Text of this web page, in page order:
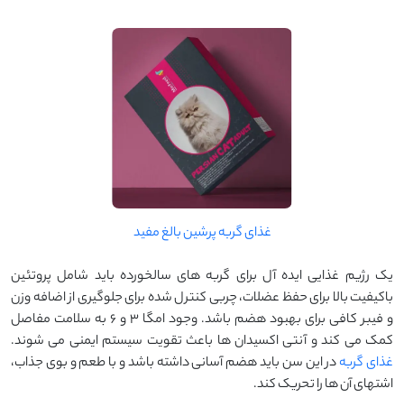
غذای گربه پرشین بالغ مفید
یک رژیم غذایی ایده‌ آل برای گربه ‌های سالخورده باید شامل پروتئین
باکیفیت بالا برای حفظ عضلات، چربی کنترل ‌شده برای جلوگیری از اضافه‌ وزن
و فیبر کافی برای بهبود هضم باشد. وجود امگا ۳ و ۶ به سلامت مفاصل
کمک می‌ کند و آنتی ‌اکسیدان ‌ها باعث تقویت سیستم ایمنی می ‌شوند.
غذای گربهدر این سن باید هضم آسانی داشته باشد و با طعم و بوی جذاب،
اشتهای آن ‌ها را تحریک کند.